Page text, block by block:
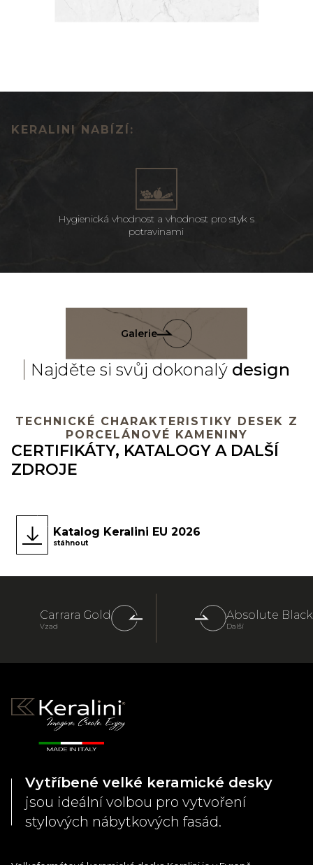
KERALINI NABÍZÍ:
Hygienická vhodnost a vhodnost pro styk s
potravinami
Galerie
Najděte si svůj dokonalýdesign
TECHNICKÉ CHARAKTERISTIKY DESEK Z
PORCELÁNOVÉ KAMENINY
CERTIFIKÁTY, KATALOGY A DALŠÍ
ZDROJE
Katalog Keralini EU 2026
stáhnout
Carrara Gold
Vzad
Absolute Black
Další
Vytříbené velké keramické desky
jsou ideální volbou pro vytvoření
stylových nábytkových fasád.